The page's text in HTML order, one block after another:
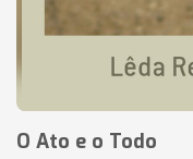
O Ato e o Todo